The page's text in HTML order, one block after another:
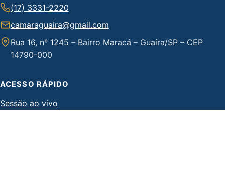
(17) 3331-2220
camaraguaira@gmail.com
Rua 16, nº 1245 – Bairro Maracá – Guaíra/SP – CEP
14790-000
ACESSO RÁPIDO
Sessão ao vivo